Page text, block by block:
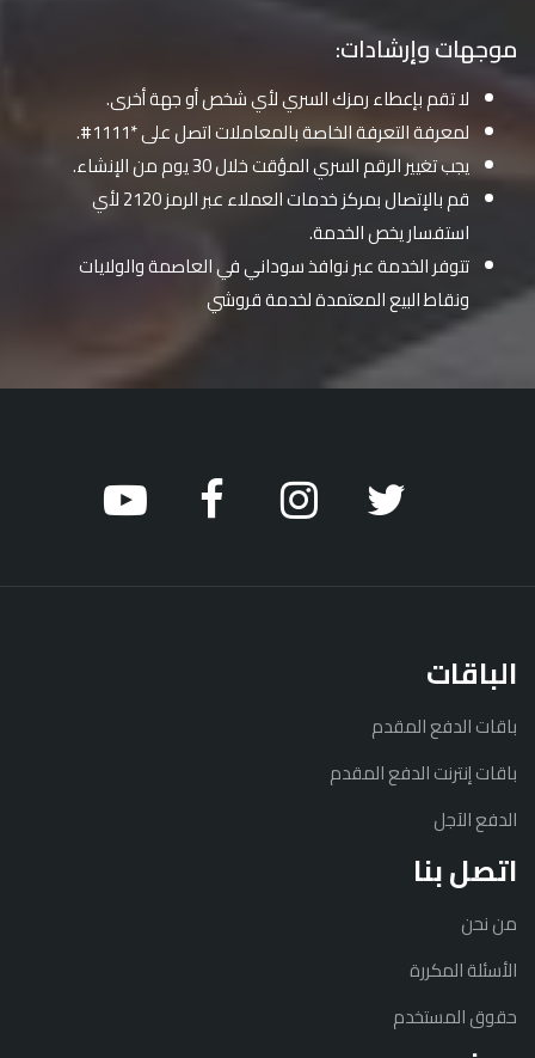
موجهات وإرشادات:
لا تقم بإعطاء رمزك السري لأي شخص أو جهة أخرى.
لمعرفة التعرفة الخاصة بالمعاملات اتصل على *1111#.
يجب تغيير الرقم السري المؤقت خلال 30 يوم من الإنشاء.
قم بالإتصال بمركز خدمات العملاء عبر الرمز 2120 لأي
استفسار يخص الخدمة.
تتوفر الخدمة عبر نوافذ سوداني في العاصمة والولايات
ونقاط البيع المعتمدة لخدمة قروشي
الباقات
باقات الدفع المقدم
باقات إنترنت الدفع المقدم
الدفع الآجل
اتصل بنا
من نحن
الأسئلة المكررة
حقوق المستخدم